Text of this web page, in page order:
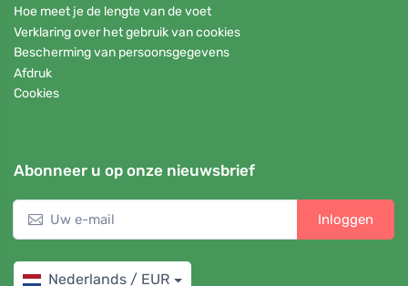
Hoe meet je de lengte van de voet
Verklaring over het gebruik van cookies
Bescherming van persoonsgegevens
Afdruk
Cookies
Abonneer u op onze nieuwsbrief
Inloggen
Nederlands / EUR